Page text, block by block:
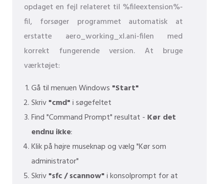
opdaget en fejl relateret til %fileextension%-
fil, forsøger programmet automatisk at
erstatte aero_working_xl.ani-filen med
korrekt fungerende version. At bruge
værktøjet:
Gå til menuen Windows "Start"
Skriv"cmd"i søgefeltet
Find "Command Prompt" resultat - Kør det
endnu ikke:
Klik på højre museknap og vælg "Kør som
administrator"
Skriv"sfc / scannow"i konsolprompt for at